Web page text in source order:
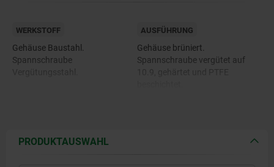
WERKSTOFF
Gehäuse Baustahl.
Spannschraube
AUSFÜHRUNG
Gehäuse brüniert.
Spannschraube vergütet auf
PRODUKTAUSWAHL